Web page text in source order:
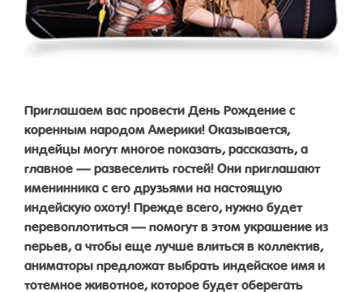
Приглашаем вас провести День Рождение с
коренным народом Америки! Оказывается,
индейцы могут многое показать, рассказать, а
главное — развеселить гостей! Они приглашают
именинника с его друзьями на настоящую
индейскую охоту! Прежде всего, нужно будет
перевоплотиться — помогут в этом украшение из
перьев, а чтобы еще лучше влиться в коллектив,
аниматоры предложат выбрать индейское имя и
тотемное животное, которое будет оберегать